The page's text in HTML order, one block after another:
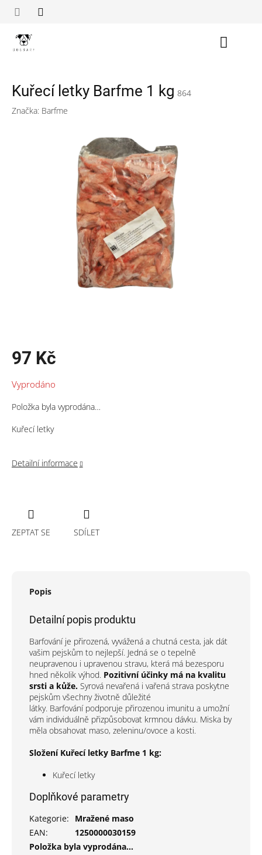
Kuřecí letky Barfme 1 kg 864
Značka: Barfme
97 Kč
cena:
Vyprodáno
Položka byla vyprodána…
Kuřecí letky
Detailní informace
ZEPTAT SE SDÍLET
Popis
Detailní popis produktu
Barfování je přirozená, vyvážená a chutná cesta, jak dát
vašim pejskům to nejlepší. Jedná se o tepelně
neupravenou i upravenou stravu, která má bezesporu
hned několik výhod. Pozitivní účinky má na kvalitu
srsti a kůže. Syrová nevařená i vařená strava poskytne
pejskům všechny životně důležité
látky. Barfování podporuje přirozenou imunitu a umožní
vám individuálně přizpůsobovat krmnou dávku. Miska by
měla obsahovat maso, zeleninu/ovoce a kosti.
Složení Kuřecí letky Barfme 1 kg:
Kuřecí letky
Doplňkové parametry
Kategorie:
Mražené maso
EAN:
1250000030159
Položka byla vyprodána…